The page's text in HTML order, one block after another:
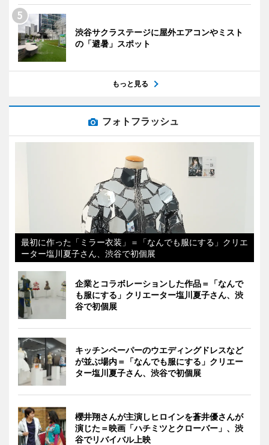
渋谷サクラステージに屋外エアコンやミスト
の「避暑」スポット
もっと見る
フォトフラッシュ
最初に作った「ミラー衣装」＝「なんでも服にする」クリエ
ーター塩川夏子さん、渋谷で初個展
企業とコラボレーションした作品＝「なんで
も服にする」クリエーター塩川夏子さん、渋
谷で初個展
キッチンペーパーのウエディングドレスなど
が並ぶ場内＝「なんでも服にする」クリエー
ター塩川夏子さん、渋谷で初個展
櫻井翔さんが主演しヒロインを蒼井優さんが
演じた＝映画「ハチミツとクローバー」、渋
谷でリバイバル上映